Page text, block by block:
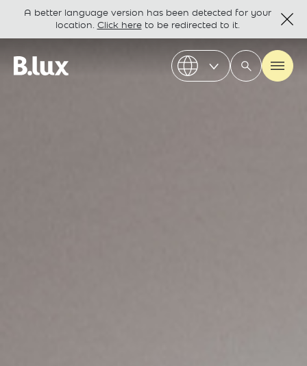
A better language version has been detected for your
location. Click hereto be redirected to it.